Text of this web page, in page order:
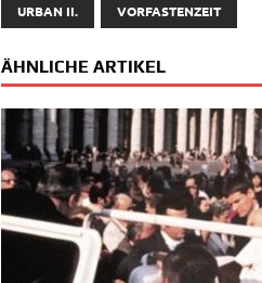
URBAN II. VORFASTENZEIT
ÄHNLICHE ARTIKEL